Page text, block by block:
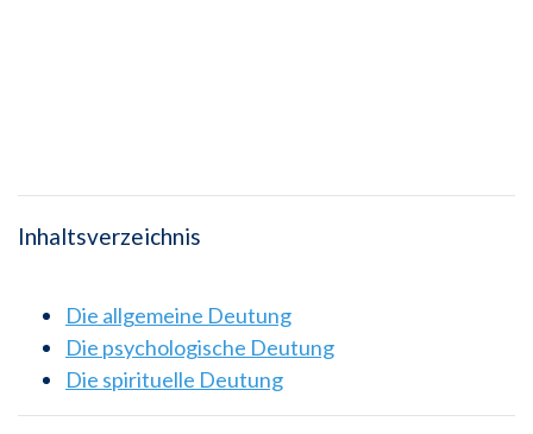
Inhaltsverzeichnis
Die allgemeine Deutung
Die psychologische Deutung
Die spirituelle Deutung